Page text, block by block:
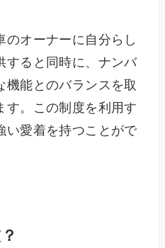
のオーナーに自分らし
すると同時に、ナンバ
機能とのバランスを取
す。この制度を利用す
い愛着を持つことがで